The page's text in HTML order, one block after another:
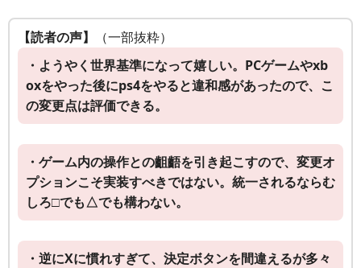
【読者の声】
（一部抜粋）
・ようやく世界基準になって嬉しい。PCゲームやxb
oxをやった後にps4をやると違和感があったので、こ
の変更点は評価できる。
・ゲーム内の操作との齟齬を引き起こすので、変更オ
プションこそ実装すべきではない。統一されるならむ
しろ□でも△でも構わない。
・逆にXに慣れすぎて、決定ボタンを間違えるが多々